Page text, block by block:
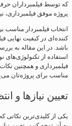
که توسط فیلمبرداران
پروژه موفق فیلمبرداری،
انتخاب فیلمبردار
کننده‌ای در کیفیت نهایی
باشد. در این مقاله به
استفاده از تکنولوژی‌های
فیلمبرداری و همچنین
مناسب برای پروژه‌تان
تعیین نیازها و
یکی از کلیدی‌ترین نکاتی